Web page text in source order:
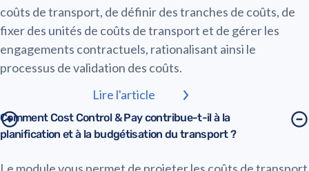
coûts de transport, de définir des tranches de coûts, de
fixer des unités de coûts de transport et de gérer les
engagements contractuels, rationalisant ainsi le
processus de validation des coûts.
Lire l'article
Comment Cost Control & Pay contribue-t-il à la
planification et à la budgétisation du transport ?